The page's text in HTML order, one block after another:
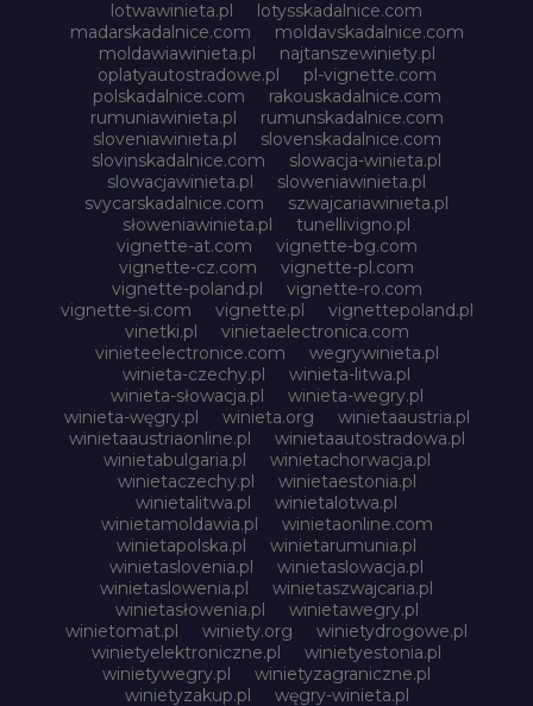
lotwawinieta.pl
lotysskadalnice.com
madarskadalnice.com
moldavskadalnice.com
moldawiawinieta.pl
najtanszewiniety.pl
oplatyautostradowe.pl
pl-vignette.com
polskadalnice.com
rakouskadalnice.com
rumuniawinieta.pl
rumunskadalnice.com
sloveniawinieta.pl
slovenskadalnice.com
slovinskadalnice.com
slowacja-winieta.pl
slowacjawinieta.pl
sloweniawinieta.pl
svycarskadalnice.com
szwajcariawinieta.pl
słoweniawinieta.pl
tunellivigno.pl
vignette-at.com
vignette-bg.com
vignette-cz.com
vignette-pl.com
vignette-poland.pl
vignette-ro.com
vignette-si.com
vignette.pl
vignettepoland.pl
vinetki.pl
vinietaelectronica.com
vinieteelectronice.com
wegrywinieta.pl
winieta-czechy.pl
winieta-litwa.pl
winieta-słowacja.pl
winieta-wegry.pl
winieta-węgry.pl
winieta.org
winietaaustria.pl
winietaaustriaonline.pl
winietaautostradowa.pl
winietabulgaria.pl
winietachorwacja.pl
winietaczechy.pl
winietaestonia.pl
winietalitwa.pl
winietalotwa.pl
winietamoldawia.pl
winietaonline.com
winietapolska.pl
winietarumunia.pl
winietaslovenia.pl
winietaslowacja.pl
winietaslowenia.pl
winietaszwajcaria.pl
winietasłowenia.pl
winietawegry.pl
winietomat.pl
winiety.org
winietydrogowe.pl
winietyelektroniczne.pl
winietyestonia.pl
winietywegry.pl
winietyzagraniczne.pl
winietyzakup.pl
węgry-winieta.pl